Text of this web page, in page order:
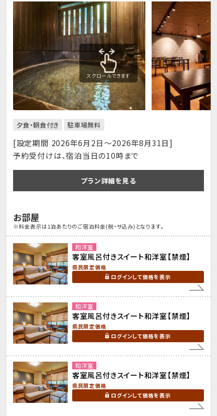
スクロールできます
夕食・朝食付き 駐車場無料
[設定期間 2026年6月2日～2026年8月31日]
予約受付けは、宿泊当日の10時まで
プラン詳細を見る
お部屋
※料金表示は1泊あたりのご宿泊料金(税・サ込み)となります。
和洋室
客室風呂付きスイート和洋室【禁煙】
県民限定価格
ログインして価格を表示
和洋室
客室風呂付きスイート和洋室【禁煙】
県民限定価格
ログインして価格を表示
和洋室
客室風呂付きスイート和洋室【禁煙】
県民限定価格
ログインして価格を表示